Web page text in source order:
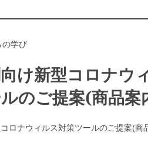
の学び
け新型コロナウ
のご提案(商品案
ロナウィルス対策ツールのご提案(商